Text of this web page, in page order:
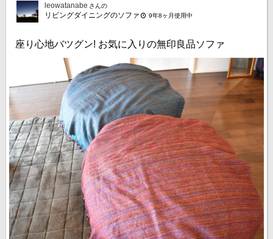
leowatanabe さんの
リビングダイニングのソファ 9年8ヶ月使用中
座り心地バツグン! お気に入りの無印良品ソファ